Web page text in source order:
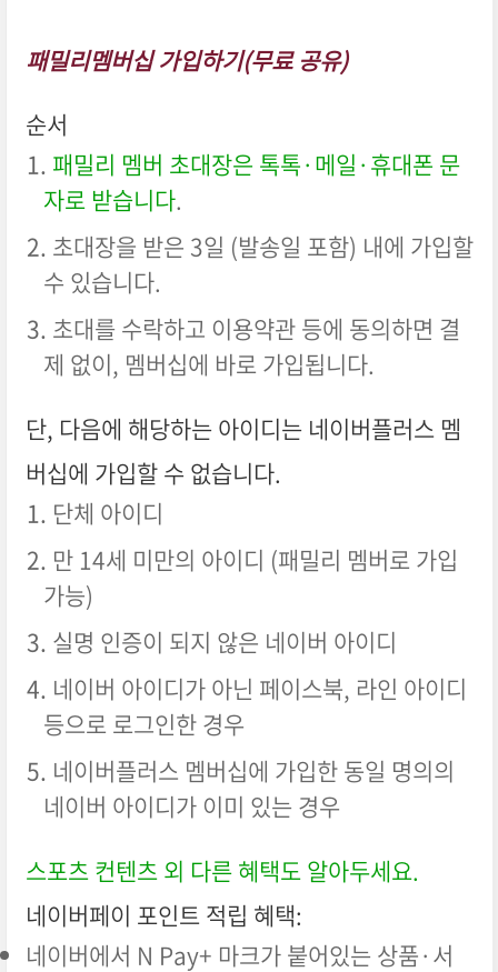
패밀리멤버십 가입하기(무료 공유)
순서
패밀리 멤버 초대장은 톡톡·메일·휴대폰 문
자로 받습니다.
초대장을 받은 3일 (발송일 포함) 내에 가입할
수 있습니다.
초대를 수락하고 이용약관 등에 동의하면 결
제 없이, 멤버십에 바로 가입됩니다.
단, 다음에 해당하는 아이디는 네이버플러스 멤
버십에 가입할 수 없습니다.
단체 아이디
만 14세 미만의 아이디 (패밀리 멤버로 가입
가능)
실명 인증이 되지 않은 네이버 아이디
네이버 아이디가 아닌 페이스북, 라인 아이디
등으로 로그인한 경우
네이버플러스 멤버십에 가입한 동일 명의의
네이버 아이디가 이미 있는 경우
스포츠 컨텐츠 외 다른 혜택도 알아두세요.
네이버페이 포인트 적립 혜택:
네이버에서 N Pay+ 마크가 붙어있는 상품·서